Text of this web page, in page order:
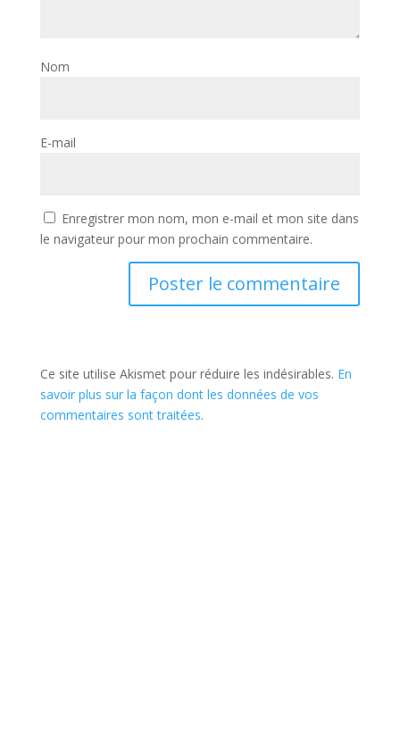
Nom
E-mail
Enregistrer mon nom, mon e-mail et mon site dans
le navigateur pour mon prochain commentaire.
Ce site utilise Akismet pour réduire les indésirables. En
savoir plus sur la façon dont les données de vos
commentaires sont traitées.